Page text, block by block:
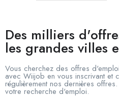
Des milliers
les grandes villes
Vous cherchez des offres
avec Wiijob en vous inscrivant et
régulièrement nos dernières
votre recherche d'emploi.